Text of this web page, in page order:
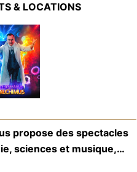
& LOCATIONS
propose des spectacles
sciences et musique,…